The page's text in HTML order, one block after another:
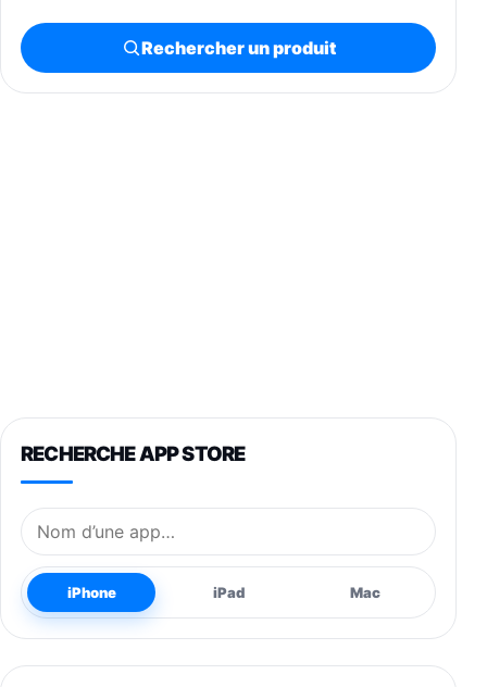
Rechercher un produit
RECHERCHE APP STORE
Nom de l’application
iPhone iPad Mac